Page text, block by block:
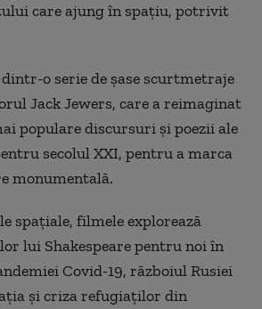
care ajung în spaţiu, potrivit
o serie de şase scurtmetraje
Jack Jewers, care a reimaginat
populare discursuri şi poezii ale
secolul XXI, pentru a marca
monumentală.
spaţiale, filmele explorează
lui Shakespeare pentru noi în
Covid-19, războiul Rusiei
şi criza refugiaţilor din